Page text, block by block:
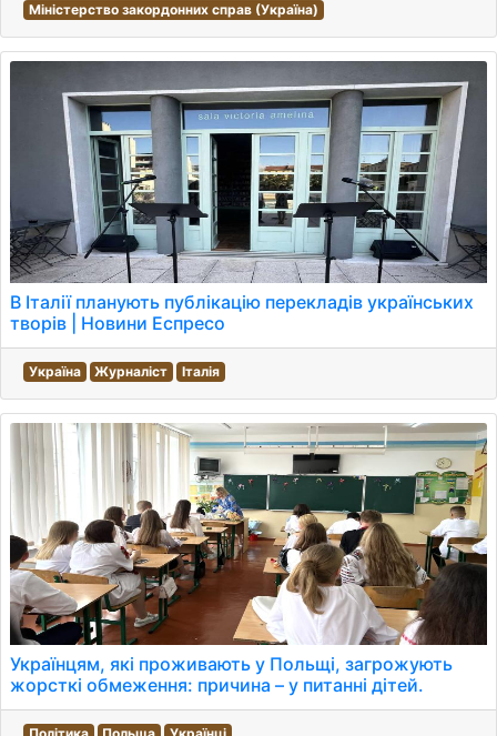
Міністерство закордонних справ (Україна)
В Італії планують публікацію перекладів українських
творів | Новини Еспресо
Україна Журналіст Італія
Українцям, які проживають у Польщі, загрожують
жорсткі обмеження: причина – у питанні дітей.